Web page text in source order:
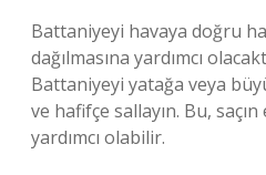
Battaniyeyi havaya doğru
dağılmasına yardımcı
Battaniyeyi yatağa veya
ve hafifçe sallayın. Bu,
yardımcı olabilir.